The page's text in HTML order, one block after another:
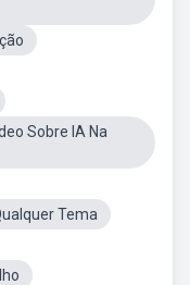
Sobre IA Na
Tema